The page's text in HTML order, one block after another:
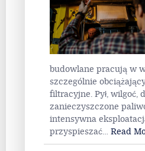
budowlane pracują w
szczególnie
filtracyjne. Pył, wilgoć,
zanieczyszczone
intensywna
przyspieszać… Read